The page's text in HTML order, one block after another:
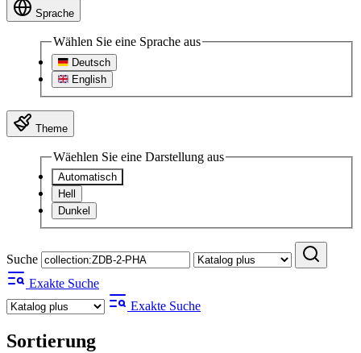
Sprache
Wählen Sie eine Sprache aus
Deutsch
English
Theme
Wäehlen Sie eine Darstellung aus
Automatisch
Hell
Dunkel
Suche
Exakte Suche
Exakte Suche
Sortierung